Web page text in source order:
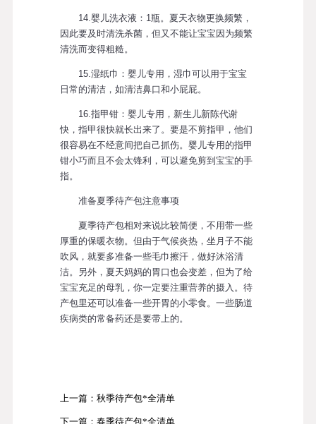
14.婴儿洗衣液：1瓶。夏天衣物更换频繁，
因此要及时清洗杀菌，但又不能让宝宝因为频繁
清洗而变得粗糙。
15.湿纸巾：婴儿专用，湿巾可以用于宝宝
日常的清洁，如清洁鼻口和小屁屁。
16.指甲钳：婴儿专用，新生儿新陈代谢
快，指甲很快就长出来了。要是不剪指甲，他们
很容易在不经意间把自己抓伤。婴儿专用的指甲
钳小巧而且不会太锋利，可以避免剪到宝宝的手
指。
准备夏季待产包注意事项
夏季待产包相对来说比较简便，不用带一些
厚重的保暖衣物。但由于气候炎热，坐月子不能
吹风，就要多准备一些毛巾擦汗，做好沐浴清
洁。另外，夏天妈妈的胃口也会变差，但为了给
宝宝充足的母乳，你一定要注重营养的摄入。待
产包里还可以准备一些开胃的小零食。一些肠道
疾病类的常备药还是要带上的。
上一篇：秋季待产包*全清单
下一篇：春季待产包*全清单